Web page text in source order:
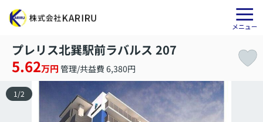
プレリス北巽駅前ラバルス 207
5.62万円 管理/共益費 6,380円
1 /2